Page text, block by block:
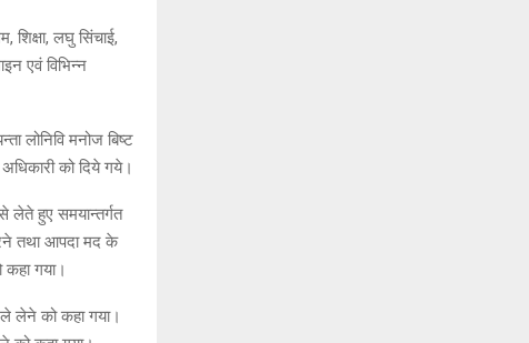
शिक्षा, लघु सिंचाई,
एवं विभिन्न
लोनिवि मनोज बिष्ट
को दिये गये।
लेते हुए समयान्तर्गत
तथा आपदा मद के
कहा गया।
लेने को कहा गया।